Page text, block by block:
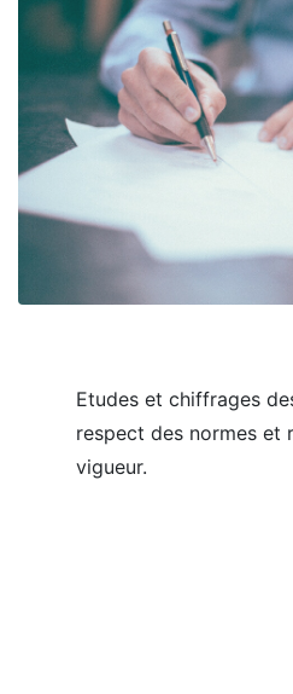
Etudes et chiffrages
respect des normes et
vigueur.